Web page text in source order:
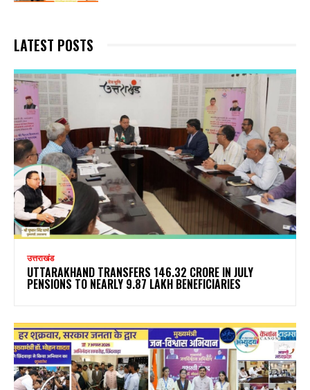
LATEST POSTS
उत्तराखंड
UTTARAKHAND TRANSFERS ₹146.32 CRORE IN JULY
PENSIONS TO NEARLY 9.87 LAKH BENEFICIARIES